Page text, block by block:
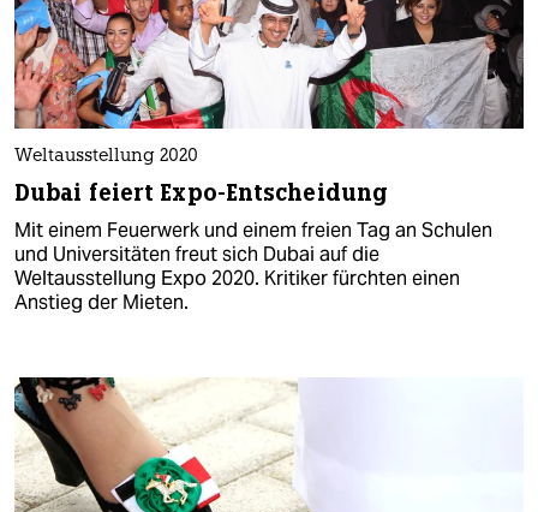
Weltausstellung 2020
Dubai feiert Expo-Entscheidung
Mit einem Feuerwerk und einem freien Tag an Schulen
und Universitäten freut sich Dubai auf die
Weltausstellung Expo 2020. Kritiker fürchten einen
Anstieg der Mieten.